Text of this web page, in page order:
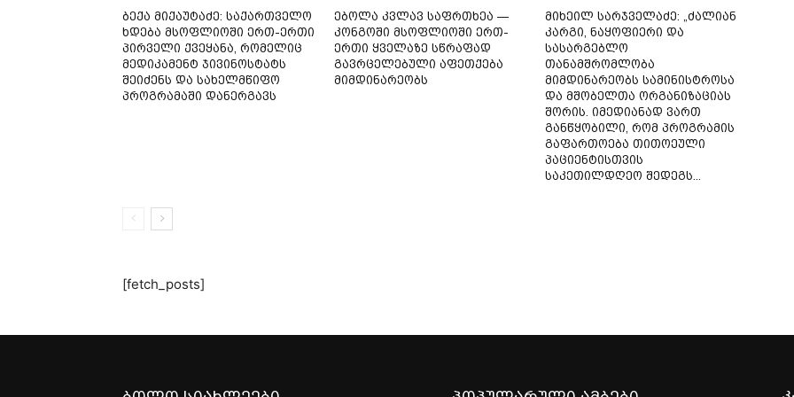
ბექა მიქაუტაძე: საქართველო
ხდება მსოფლიოში ერთ-ერთი
პირველი ქვეყანა, რომელიც
მედიკამენტ ჯივინოსტატს
შეიძენს და სახელმწიფო
პროგრამაში დანერგავს
ებოლა კვლავ საფრთხეა —
კონგოში მსოფლიოში ერთ-
ერთი ყველაზე სწრაფად
გავრცელებული აფეთქება
მიმდინარეობს
მიხეილ სარჯველაძე: „ძალიან
კარგი, ნაყოფიერი და
სასარგებლო
თანამშრომლობა
მიმდინარეობს სამინისტროსა
და მშობელთა ორგანიზაციას
შორის. იმედიანად ვართ
განწყობილი, რომ პროგრამის
გაფართოება თითოეული
პაციენტისთვის
საკეთილდღეო შედეგს...
[fetch_posts]